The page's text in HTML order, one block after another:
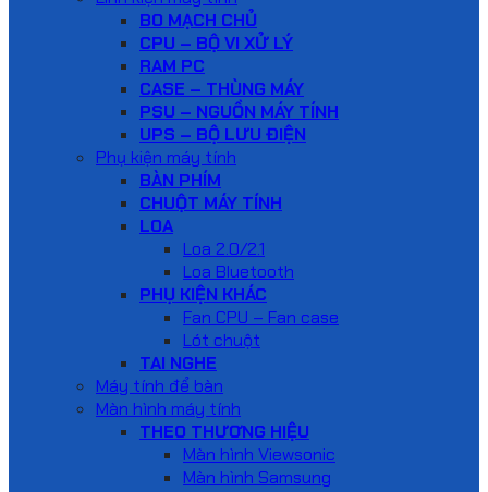
BO MẠCH CHỦ
CPU – BỘ VI XỬ LÝ
RAM PC
CASE – THÙNG MÁY
PSU – NGUỒN MÁY TÍNH
UPS – BỘ LƯU ĐIỆN
Phụ kiện máy tính
BÀN PHÍM
CHUỘT MÁY TÍNH
LOA
Loa 2.0/2.1
Loa Bluetooth
PHỤ KIỆN KHÁC
Fan CPU – Fan case
Lót chuột
TAI NGHE
Máy tính để bàn
Màn hình máy tính
THEO THƯƠNG HIỆU
Màn hình Viewsonic
Màn hình Samsung